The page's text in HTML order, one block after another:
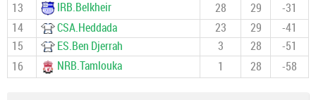
13
IRB.Belkheir 28 29
-31
14
CSA.Heddada 23 29
-41
15
ES.Ben Djerrah 3 28
-51
16
NRB.Tamlouka 1 28 -58